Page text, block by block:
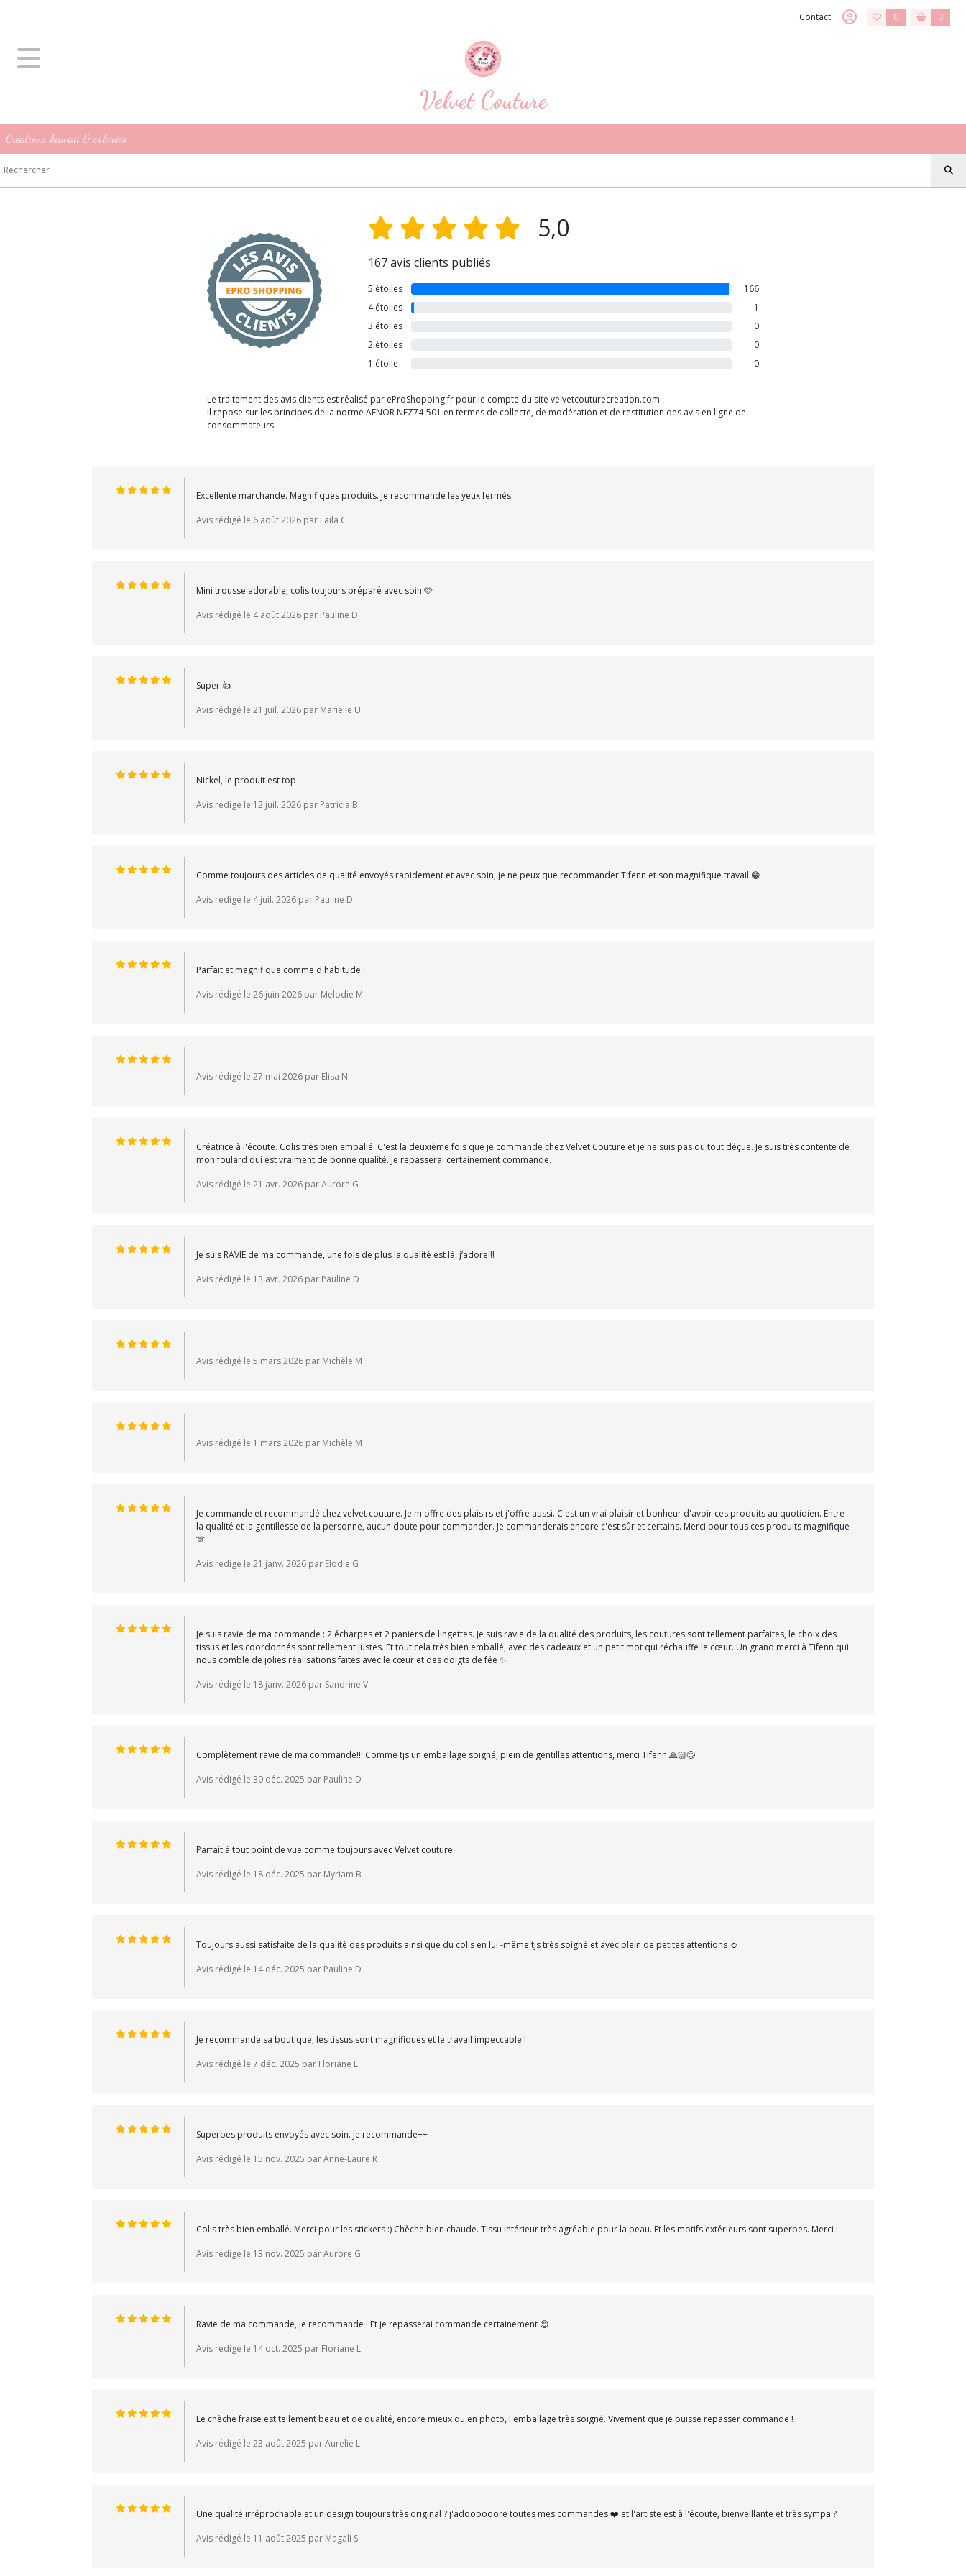
Contact 0 0
Velvet Couture
Créations kawaii & colorées
5,0
167 avis clients publiés
5 étoiles
166
4 étoiles
1
3 étoiles
0
2 étoiles
0
1 étoile
0
Le traitement des avis clients est réalisé par eProShopping.fr pour le compte du site velvetcouturecreation.com
Il repose sur les principes de la norme AFNOR NFZ74-501 en termes de collecte, de modération et de restitution des avis en ligne de
consommateurs.
Excellente marchande. Magnifiques produits. Je recommande les yeux fermés
Avis rédigé le 6 août 2026 par Laila C
Mini trousse adorable, colis toujours préparé avec soin 🩷
Avis rédigé le 4 août 2026 par Pauline D
Super.👍
Avis rédigé le 21 juil. 2026 par Marielle U
Nickel, le produit est top
Avis rédigé le 12 juil. 2026 par Patricia B
Comme toujours des articles de qualité envoyés rapidement et avec soin, je ne peux que recommander Tifenn et son magnifique travail 😁
Avis rédigé le 4 juil. 2026 par Pauline D
Parfait et magnifique comme d'habitude !
Avis rédigé le 26 juin 2026 par Melodie M
Avis rédigé le 27 mai 2026 par Elisa N
Créatrice à l'écoute. Colis très bien emballé. C'est la deuxième fois que je commande chez Velvet Couture et je ne suis pas du tout déçue. Je suis très contente de
mon foulard qui est vraiment de bonne qualité. Je repasserai certainement commande.
Avis rédigé le 21 avr. 2026 par Aurore G
Je suis RAVIE de ma commande, une fois de plus la qualité est là, j’adore!!!
Avis rédigé le 13 avr. 2026 par Pauline D
Avis rédigé le 5 mars 2026 par Michèle M
Avis rédigé le 1 mars 2026 par Michèle M
Je commande et recommandé chez velvet couture. Je m'offre des plaisirs et j'offre aussi. C'est un vrai plaisir et bonheur d'avoir ces produits au quotidien. Entre
la qualité et la gentillesse de la personne, aucun doute pour commander. Je commanderais encore c'est sûr et certains. Merci pour tous ces produits magnifique
🫶
Avis rédigé le 21 janv. 2026 par Elodie G
Je suis ravie de ma commande : 2 écharpes et 2 paniers de lingettes. Je suis ravie de la qualité des produits, les coutures sont tellement parfaites, le choix des
tissus et les coordonnés sont tellement justes. Et tout cela très bien emballé, avec des cadeaux et un petit mot qui réchauffe le cœur. Un grand merci à Tifenn qui
nous comble de jolies réalisations faites avec le cœur et des doigts de fée ✨
Avis rédigé le 18 janv. 2026 par Sandrine V
Complètement ravie de ma commande!!! Comme tjs un emballage soigné, plein de gentilles attentions, merci Tifenn 🙏🏻😊
Avis rédigé le 30 déc. 2025 par Pauline D
Parfait à tout point de vue comme toujours avec Velvet couture.
Avis rédigé le 18 déc. 2025 par Myriam B
Toujours aussi satisfaite de la qualité des produits ainsi que du colis en lui -même tjs très soigné et avec plein de petites attentions ☺️
Avis rédigé le 14 déc. 2025 par Pauline D
Je recommande sa boutique, les tissus sont magnifiques et le travail impeccable !
Avis rédigé le 7 déc. 2025 par Floriane L
Superbes produits envoyés avec soin. Je recommande++
Avis rédigé le 15 nov. 2025 par Anne-Laure R
Colis très bien emballé. Merci pour les stickers :) Chèche bien chaude. Tissu intérieur très agréable pour la peau. Et les motifs extérieurs sont superbes. Merci !
Avis rédigé le 13 nov. 2025 par Aurore G
Ravie de ma commande, je recommande ! Et je repasserai commande certainement 😊
Avis rédigé le 14 oct. 2025 par Floriane L
Le chèche fraise est tellement beau et de qualité, encore mieux qu'en photo, l'emballage très soigné. Vivement que je puisse repasser commande !
Avis rédigé le 23 août 2025 par Aurelie L
Une qualité irréprochable et un design toujours très original ? j'adoooooore toutes mes commandes ❤️ et l'artiste est à l'écoute, bienveillante et très sympa ?
Avis rédigé le 11 août 2025 par Magali S